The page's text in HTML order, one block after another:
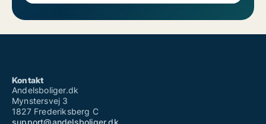
Kontakt
Andelsboliger.dk
Mynstersvej 3
1827 Frederiksberg C
support@andelsboliger.dk